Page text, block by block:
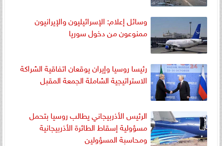
وسائل إعلام: الإسرائيليون والإيرانيون
ممنوعون من دخول سوريا
رئيسا روسيا وإيران يوقعان اتفاقية الشراكة
الاستراتيجية الشاملة الجمعة المقبل
الرئيس الأذربيجاني يطالب روسيا بتحمل
مسؤولية إسقاط الطائرة الأذربيجانية
ومحاسبة المسؤولين